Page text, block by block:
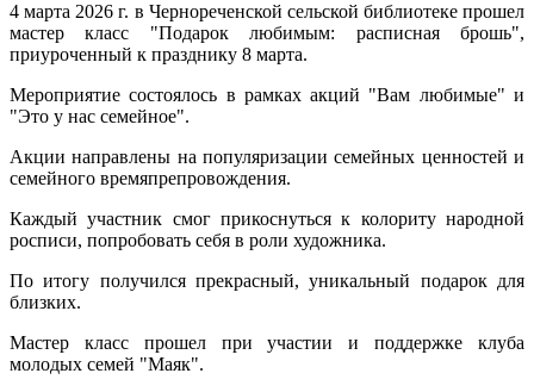
4 марта 2026 г. в Чернореченской сельской библиотеке прошел
мастер класс "Подарок любимым: расписная брошь",
приуроченный к празднику 8 марта.
Мероприятие состоялось в рамках акций "Вам любимые" и
"Это у нас семейное".
Акции направлены на популяризации семейных ценностей и
семейного времяпрепровождения.
Каждый участник смог прикоснуться к колориту народной
росписи, попробовать себя в роли художника.
По итогу получился прекрасный, уникальный подарок для
близких.
Мастер класс прошел при участии и поддержке клуба
молодых семей "Маяк".